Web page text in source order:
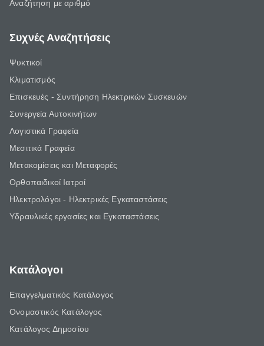
Αναζήτηση με αριθμό
Συχνές Αναζητήσεις
Ψυκτικοί
Κλιματισμός
Επισκευές - Συντήρηση Ηλεκτρικών Συσκευών
Συνεργεία Αυτοκινήτων
Λογιστικά Γραφεία
Μεσιτικά Γραφεία
Μετακομίσεις και Μεταφορές
Ορθοπαιδικοί Ιατροί
Ηλεκτρολόγοι - Ηλεκτρικές Εγκαταστάσεις
Υδραυλικές εργασίες και Εγκαταστάσεις
Κατάλογοι
Επαγγελματικός Κατάλογος
Ονομαστικός Κατάλογος
Κατάλογος Δημοσίου